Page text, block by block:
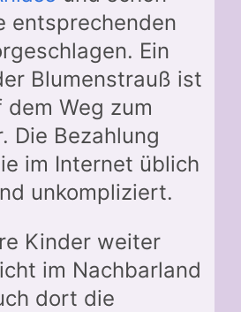
entsprechenden
Ein
Blumenstrauß ist
Weg zum
Die Bezahlung
im Internet üblich
unkompliziert.
Kinder weiter
im Nachbarland
dort die